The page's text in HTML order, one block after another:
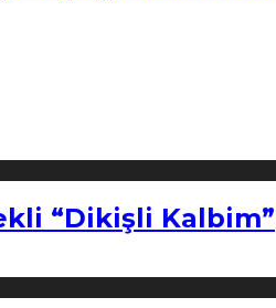
“Dikişli Kalbim”